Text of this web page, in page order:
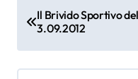
a
v
Il Brivido Sportivo
3.09.2012